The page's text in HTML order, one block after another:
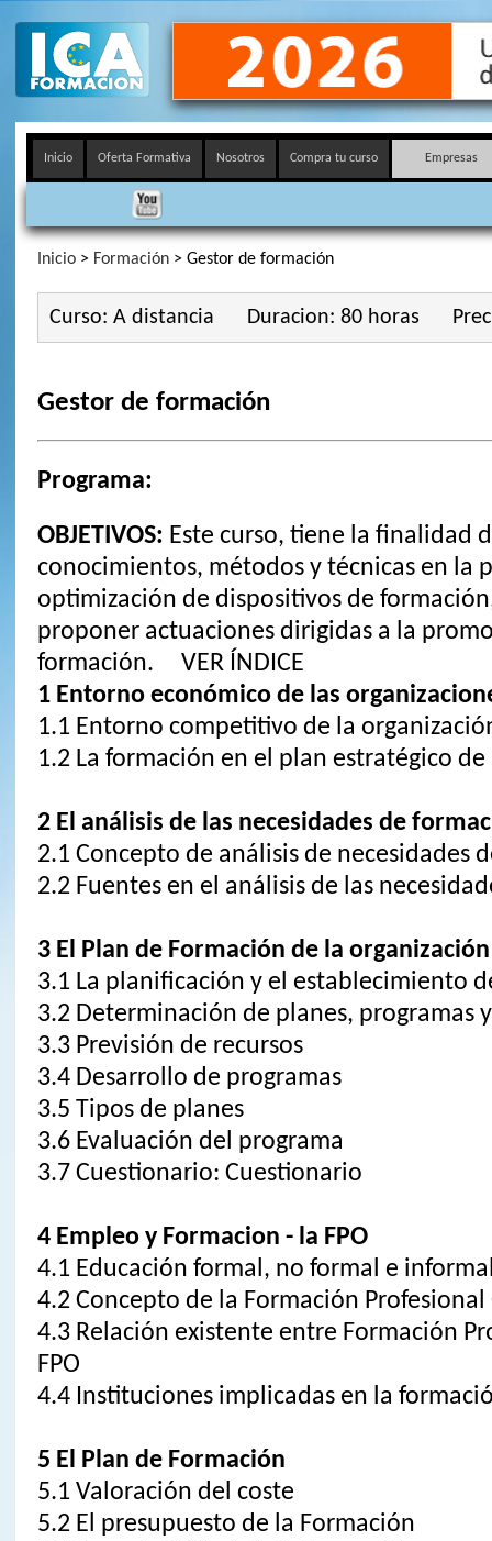
Inicio Oferta Formativa Nosotros Compra tu curso Empresas
Inicio> Formación> Gestor de formación
Curso: A distancia Duracion: 80 horas
Gestor de formación
Programa:
OBJETIVOS: Este curso, tiene la finalidad
conocimientos, métodos y técnicas en la
optimización de dispositivos de
proponer actuaciones dirigidas a la
formación. VER ÍNDICE
1 Entorno económico de las
1.1 Entorno competitivo de la
1.2 La formación en el plan estratégico de
2 El análisis de las necesidades de
2.1 Concepto de análisis de necesidades
2.2 Fuentes en el análisis de las
3 El Plan de Formación de la organización
3.1 La planificación y el establecimiento
3.2 Determinación de planes, programas
3.3 Previsión de recursos
3.4 Desarrollo de programas
3.5 Tipos de planes
3.6 Evaluación del programa
3.7 Cuestionario: Cuestionario
4 Empleo y Formacion - la FPO
4.1 Educación formal, no formal e
4.2 Concepto de la Formación Profesional
4.3 Relación existente entre Formación
FPO
4.4 Instituciones implicadas en la
5 El Plan de Formación
5.1 Valoración del coste
5.2 El presupuesto de la Formación